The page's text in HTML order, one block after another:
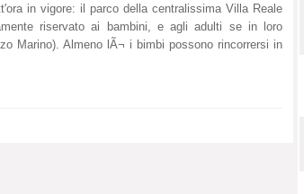
in vigore: il parco della centralissima Villa Reale
riservato ai bambini, e agli adulti se in loro
Marino). Almeno lÃ¬ i bimbi possono rincorrersi in